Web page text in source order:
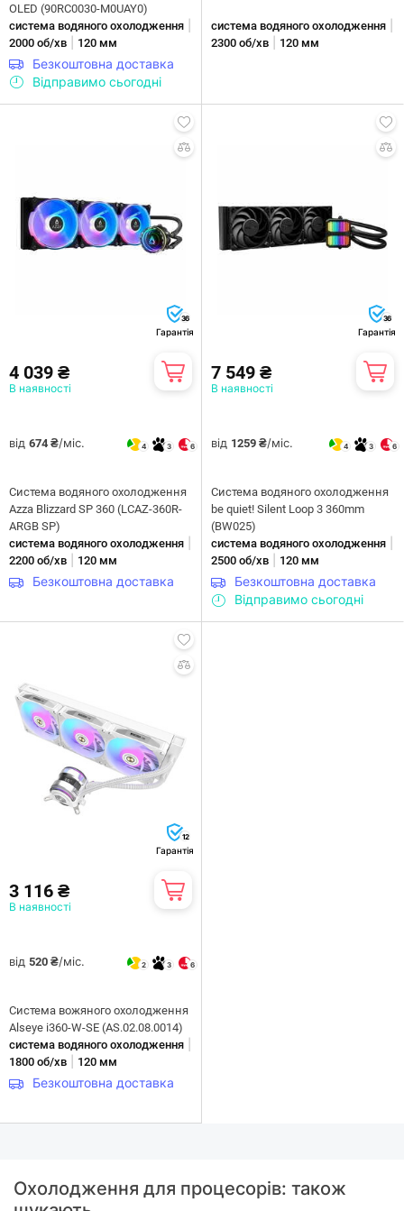
OLED (90RC0030-M0UAY0)
система водяного охолодження
2000 об/хв 120 мм
Безкоштовна доставка
Відправимо сьогодні
система водяного охолодження
2300 об/хв 120 мм
36
Гарантія
4 039 ₴
В наявності
від 674 ₴/міс. 4 3 6
Система водяного охолодження
Azza Blizzard SP 360 (LCAZ-360R-
ARGB SP)
система водяного охолодження
2200 об/хв 120 мм
Безкоштовна доставка
36
Гарантія
7 549 ₴
В наявності
від 1259 ₴/міс. 4 3 6
Система водяного охолодження
be quiet! Silent Loop 3 360mm
(BW025)
система водяного охолодження
2500 об/хв 120 мм
Безкоштовна доставка
Відправимо сьогодні
12
Гарантія
3 116 ₴
В наявності
від 520 ₴/міс. 2 3 6
Система вожяного охолодження
Alseye i360-W-SE (AS.02.08.0014)
система водяного охолодження
1800 об/хв 120 мм
Безкоштовна доставка
Охолодження для процесорів: також